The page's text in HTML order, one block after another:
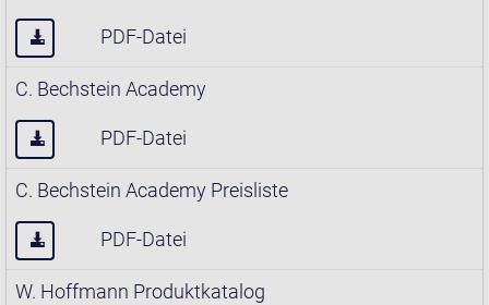
PDF-Datei
C. Bechstein Academy
PDF-Datei
C. Bechstein Academy Preisliste
PDF-Datei
W. Hoffmann Produktkatalog